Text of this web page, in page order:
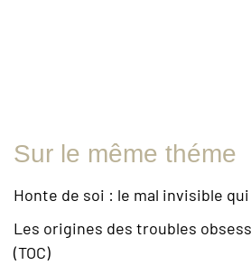
Sur le même théme
Honte de soi : le mal invisible
Les origines des troubles
(TOC)